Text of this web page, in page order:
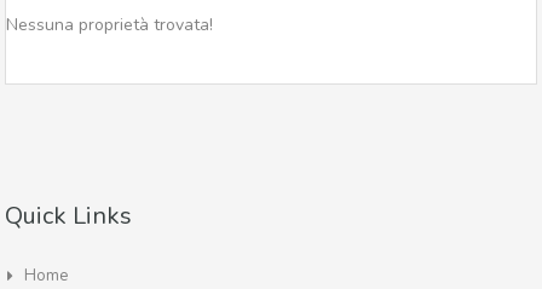
Nessuna proprietà trovata!
Quick Links
Home